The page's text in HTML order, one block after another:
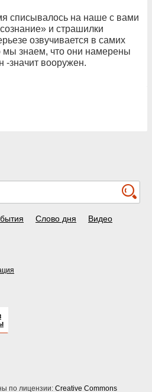
списывалось на наше с вами
и страшилки
озвучивается в самих
знаем, что они намерены
-значит вооружен.
Слово дня Видео
по лицензии: Creative Commons